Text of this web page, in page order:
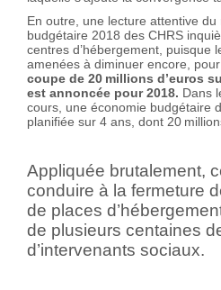
En outre, une lecture attentive du
budgétaire 2018 des CHRS
centres d’hébergement, puisque
amenées à diminuer encore,
coupe de 20 millions d’euros
est annoncée pour 2018. Dans
cours, une économie budgétaire
planifiée sur 4 ans, dont 20
Appliquée brutalement,
conduire à la fermeture
de places
de plusieurs centaines
d’intervenants sociaux.